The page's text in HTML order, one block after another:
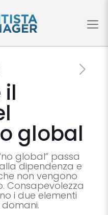
il
global
global” passa
dipendenza e
non vengono
Consapevolezza
i due elementi